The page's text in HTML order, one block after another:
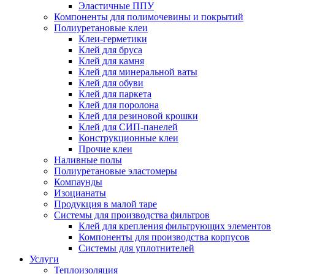
Эластичные ППУ
Компоненты для полимочевины и покрытий
Полиуретановые клеи
Клеи-герметики
Клей для бруса
Клей для камня
Клей для минеральной ваты
Клей для обуви
Клей для паркета
Клей для поролона
Клей для резиновой крошки
Клей для СИП-панелей
Конструкционные клеи
Прочие клеи
Наливные полы
Полиуретановые эластомеры
Компаунды
Изоцианаты
Продукция в малой таре
Системы для производства фильтров
Клей для крепления фильтрующих элементов
Компоненты для производства корпусов
Системы для уплотнителей
Услуги
Теплоизоляция